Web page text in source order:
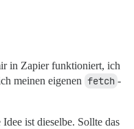
in Zapier funktioniert, ich
meinen eigenen fetch -
Idee ist dieselbe. Sollte das